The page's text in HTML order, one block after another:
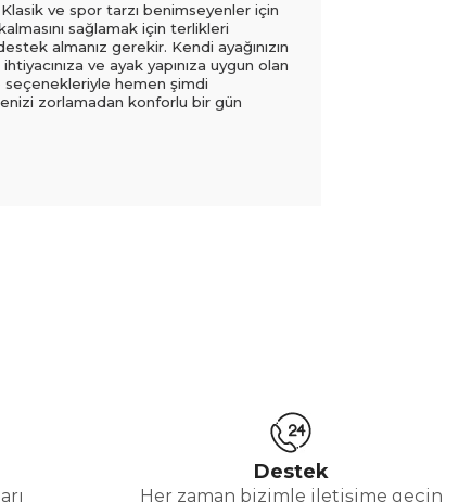
ve spor tarzı benimseyenler için
sağlamak için terlikleri
almanız gerekir. Kendi ayağınızın
ve ayak yapınıza uygun olan
seçenekleriyle hemen şimdi
zorlamadan konforlu bir gün
Destek
Her zaman bizimle iletişime geçin